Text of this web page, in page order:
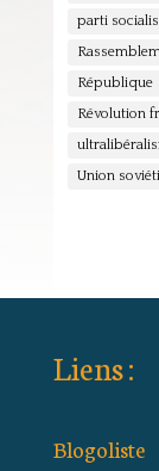
parti
République
Révolution
Union
Liens :
Blogoliste